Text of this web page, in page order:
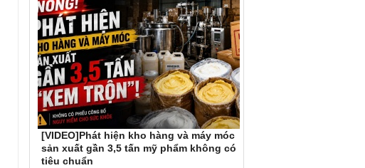
[VIDEO]Phát hiện kho hàng và máy móc
sản xuất gần 3,5 tấn mỹ phẩm không có
tiêu chuẩn